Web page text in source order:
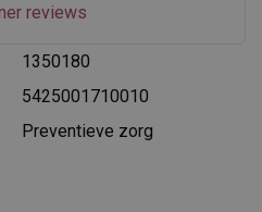
reviews
1350180
5425001710010
Preventieve zorg